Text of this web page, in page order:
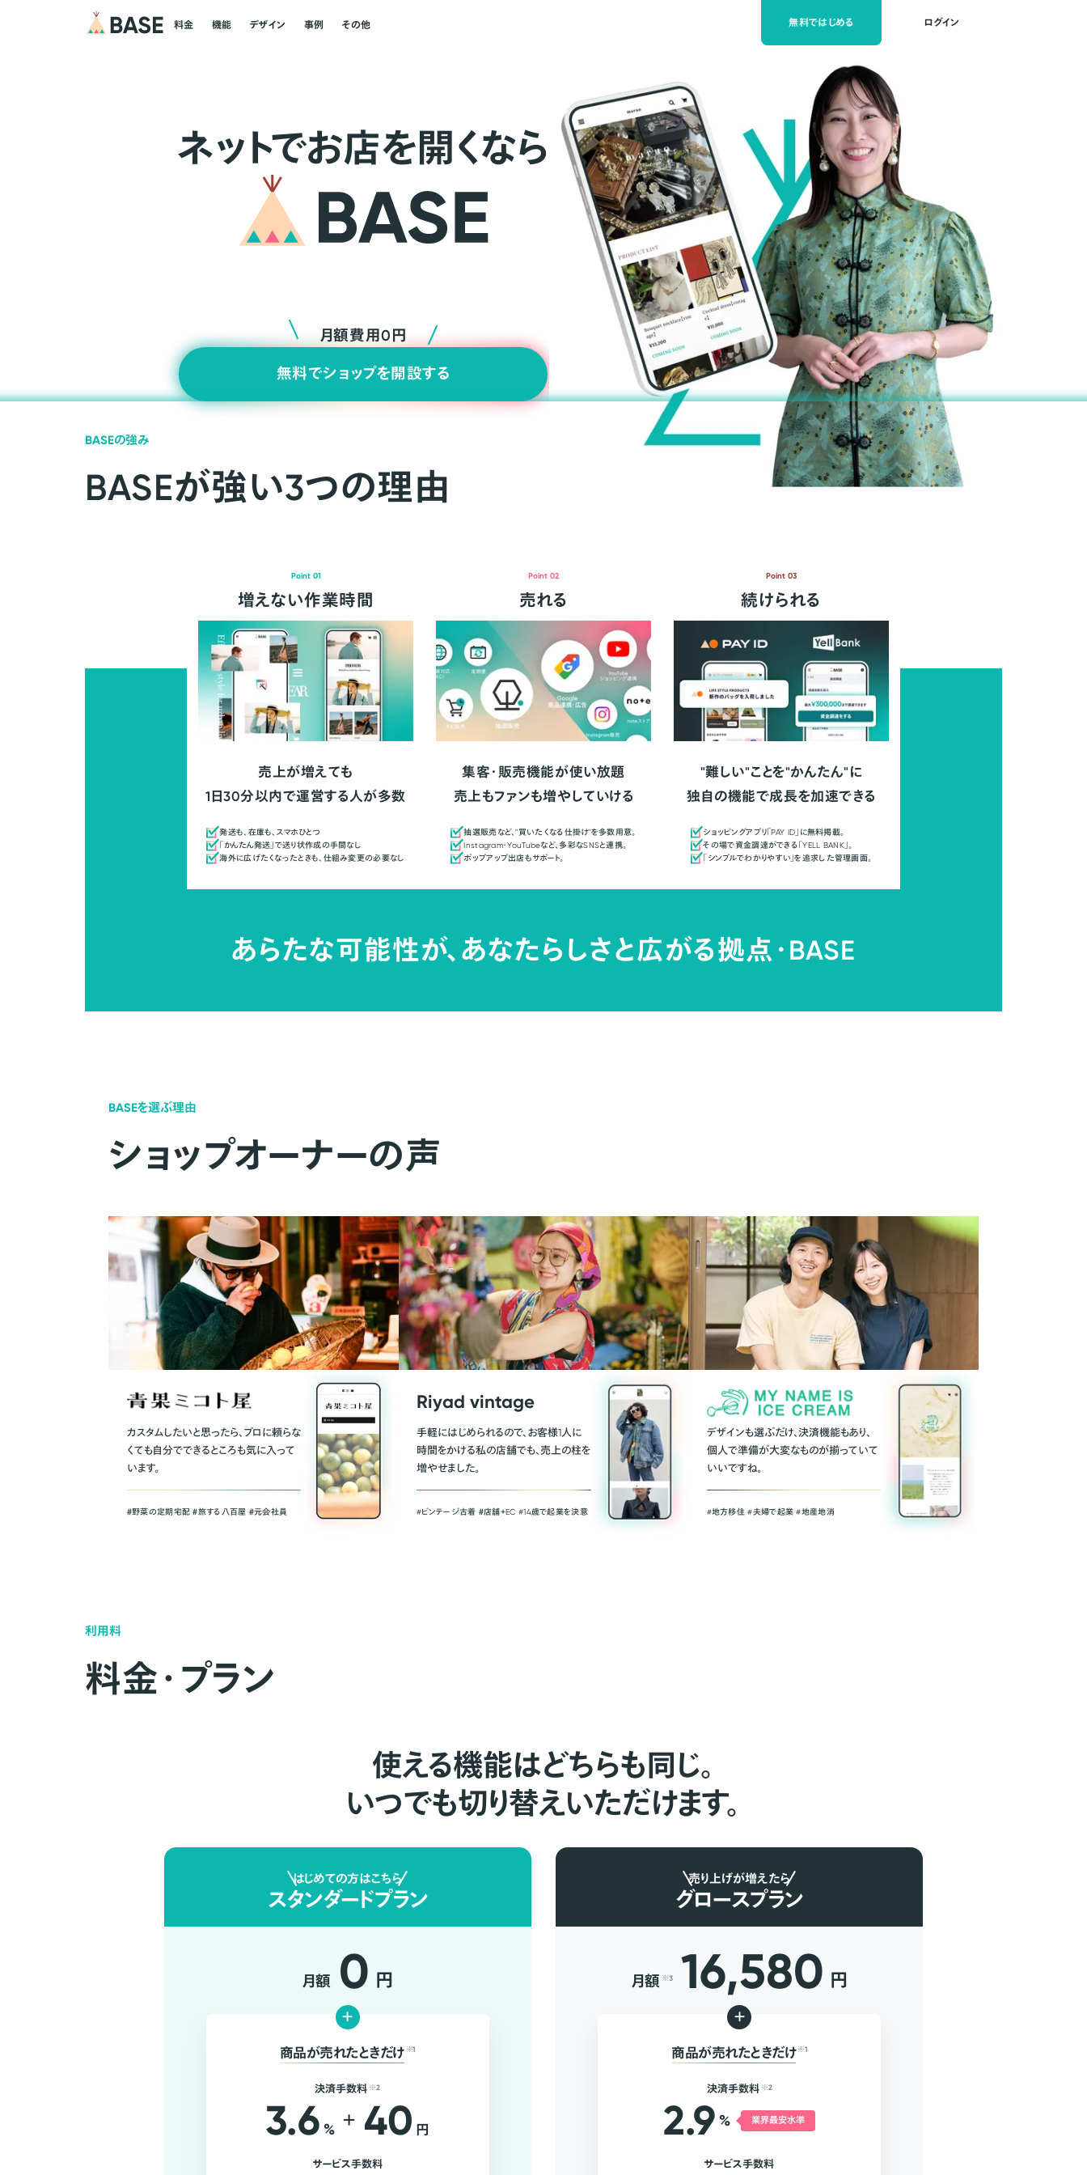
料金 機能 デザイン 事例 その他 無料ではじめる ログイン
ネッ トでお店を開くなら
月額費用0円
無料でショップを開設する
BASEの強み
BASEが強い3つの理由
Point 01
増えない作業時間
売上が増えても
1日30分以内で運営する人が多数
発送も、在庫も、スマホひとつ
「かんたん発送」で送り状作成の手間なし
海外に広げたくなったときも、仕組み変更の必要なし
Point 02
売れる
集客・販売機能が使い放題
売上もファンも増やしていける
抽選販売など、"買いたくなる仕掛け"を多数用意。
Instagram・YouTubeなど、多彩なSNSと連携。
ポップアップ出店もサポート。
Point 03
続けられる
"難しい"ことを"かんたん"に
独自の機能で成長を加速できる
ショッピングアプリ「PAY ID」に無料掲載。
その場で資金調達ができる「YELL BANK」。
「シンプルでわかりやすい」を追求した管理画面。
あらたな可能性が、あなたらしさと広がる拠点・BASE
BASEを選ぶ理由
ショップオーナーの声
カスタムしたいと思ったら、プロに頼らな
くても自分でできるところも気に入って
います。
＃野菜の定期宅配 ＃旅する八百屋 ＃元会社員
Riyad vintage
手軽にはじめられるので、お客様1人に
時間をかける私の店舗でも、売上の柱を
増やせました。
#ビンテージ古着 ＃店舗＋EC #14歳で起業を決意
デザインも選ぶだけ、決済機能もあり、
個人で準備が大変なものが揃っていて
いいですね。
#地方移住 #夫婦で起業 #地産地消
利用料
料金・プラン
使える機能はどちらも同じ。
いつでも切り替えいただけます。
はじめての方はこちら
スタンダードプラン
月額 0 円
+
商品が売れたときだけ ※1
決済手数料 ※2
3.6 % + 40 円
サービス手数料
売り上げが増えたら
グロースプラン
月額 ※3 16,580 円
+
商品が売れたときだけ ※1
決済手数料 ※2
2.9 % 業界最安水準
サービス手数料